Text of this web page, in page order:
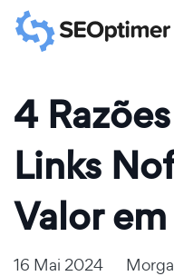
4
Links
Valor em
16 Mai 2024